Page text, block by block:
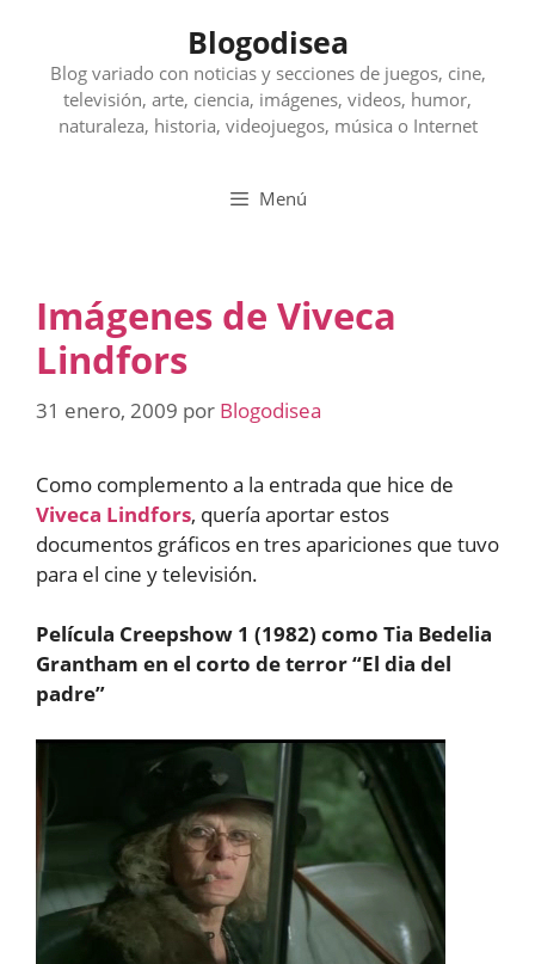
contenido
Blogodisea
Blog variado con noticias y secciones de juegos, cine,
televisión, arte, ciencia, imágenes, videos, humor,
naturaleza, historia, videojuegos, música o Internet
Menú
Imágenes de Viveca
Lindfors
31 enero, 2009 por Blogodisea
Como complemento a la entrada que hice de
Viveca Lindfors, quería aportar estos
documentos gráficos en tres apariciones que tuvo
para el cine y televisión.
Película Creepshow 1 (1982) como Tia Bedelia
Grantham en el corto de terror “El dia del
padre”